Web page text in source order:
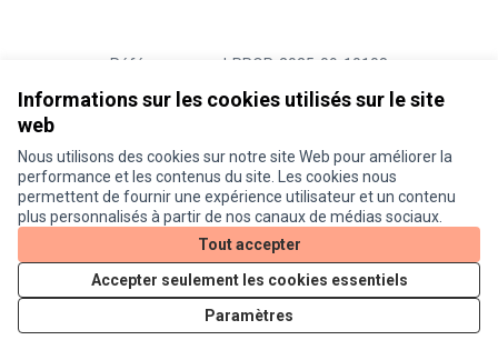
Informations sur les cookies utilisés sur le site
web
Nous utilisons des cookies sur notre site Web pour améliorer la
performance et les contenus du site. Les cookies nous
permettent de fournir une expérience utilisateur et un contenu
plus personnalisés à partir de nos canaux de médias sociaux.
Tout accepter
Accepter seulement les cookies essentiels
Paramètres
Référence : prod-PROP-2025-09-10108
Vérifiez l'empreinte numérique
Conditions d'utilisation
Paramètres des cookies
Je participe ! sur X
Je participe ! sur Facebook
Je participe ! sur Instagram
(Lien externe)
Site réalisé grâce aulogiciel libre Decidim .